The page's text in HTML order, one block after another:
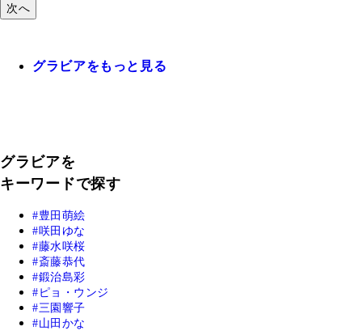
次へ
グラビアをもっと見る
グラビアを
キーワードで探す
豊田萌絵
咲田ゆな
藤水咲桜
斎藤恭代
鍛治島彩
ピョ・ウンジ
三園響子
山田かな